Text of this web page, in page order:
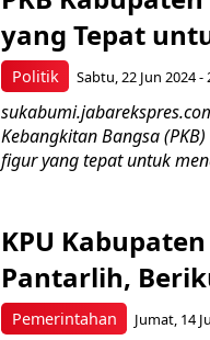
Politik
yang Tepat
Sabtu, 22 Jun 2024 -
Kebangkitan Bangsa
figur yang tepat untuk
Pemerintahan
KPU
Pantarlih,
Jumat, 14